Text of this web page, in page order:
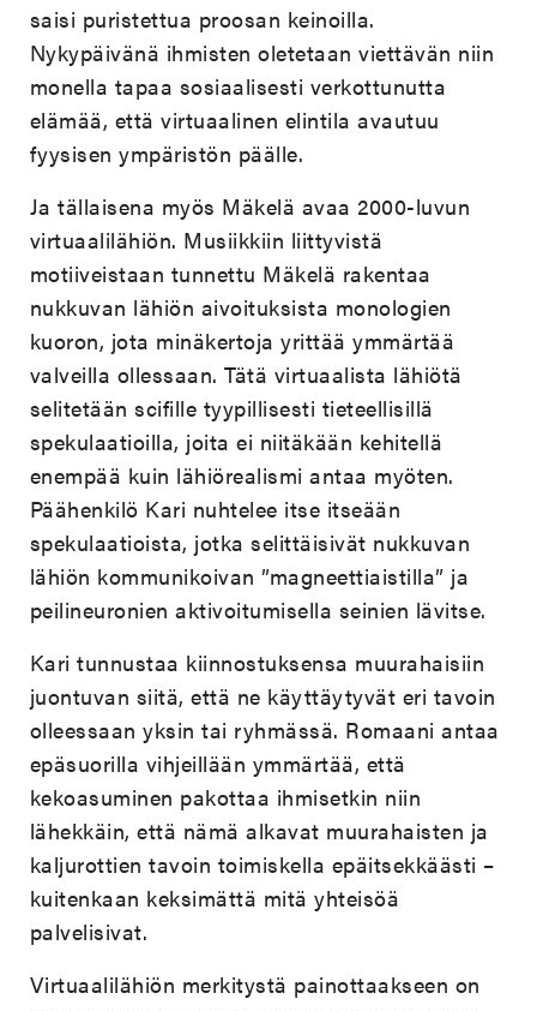
saisi puristettua proosan keinoilla.
Nykypäivänä ihmisten oletetaan viettävän niin
monella tapaa sosiaalisesti verkottunutta
elämää, että virtuaalinen elintila avautuu
fyysisen ympäristön päälle.
Ja tällaisena myös Mäkelä avaa 2000-luvun
virtuaalilähiön. Musiikkiin liittyvistä
motiiveistaan tunnettu Mäkelä rakentaa
nukkuvan lähiön aivoituksista monologien
kuoron, jota minäkertoja yrittää ymmärtää
valveilla ollessaan. Tätä virtuaalista lähiötä
selitetään scifille tyypillisesti tieteellisillä
spekulaatioilla, joita ei niitäkään kehitellä
enempää kuin lähiörealismi antaa myöten.
Päähenkilö Kari nuhtelee itse itseään
spekulaatioista, jotka selittäisivät nukkuvan
lähiön kommunikoivan ”magneettiaistilla” ja
peilineuronien aktivoitumisella seinien lävitse.
Kari tunnustaa kiinnostuksensa muurahaisiin
juontuvan siitä, että ne käyttäytyvät eri tavoin
olleessaan yksin tai ryhmässä. Romaani antaa
epäsuorilla vihjeillään ymmärtää, että
kekoasuminen pakottaa ihmisetkin niin
lähekkäin, että nämä alkavat muurahaisten ja
kaljurottien tavoin toimiskella epäitsekkäästi –
kuitenkaan keksimättä mitä yhteisöä
palvelisivat.
Virtuaalilähiön merkitystä painottaakseen on